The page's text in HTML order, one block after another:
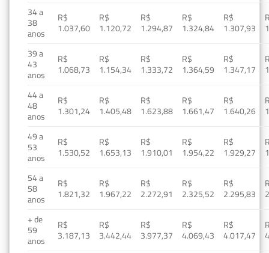
34 a
38
anos
R$
1.037,60
R$
1.120,72
R$
1.294,87
R$
1.324,84
R$
1.307,93
39 a
43
anos
R$
1.068,73
R$
1.154,34
R$
1.333,72
R$
1.364,59
R$
1.347,17
44 a
48
anos
R$
1.301,24
R$
1.405,48
R$
1.623,88
R$
1.661,47
R$
1.640,26
49 a
53
anos
R$
1.530,52
R$
1.653,13
R$
1.910,01
R$
1.954,22
R$
1.929,27
54 a
58
anos
R$
1.821,32
R$
1.967,22
R$
2.272,91
R$
2.325,52
R$
2.295,83
+ de
59
anos
R$
3.187,13
R$
3.442,44
R$
3.977,37
R$
4.069,43
R$
4.017,47